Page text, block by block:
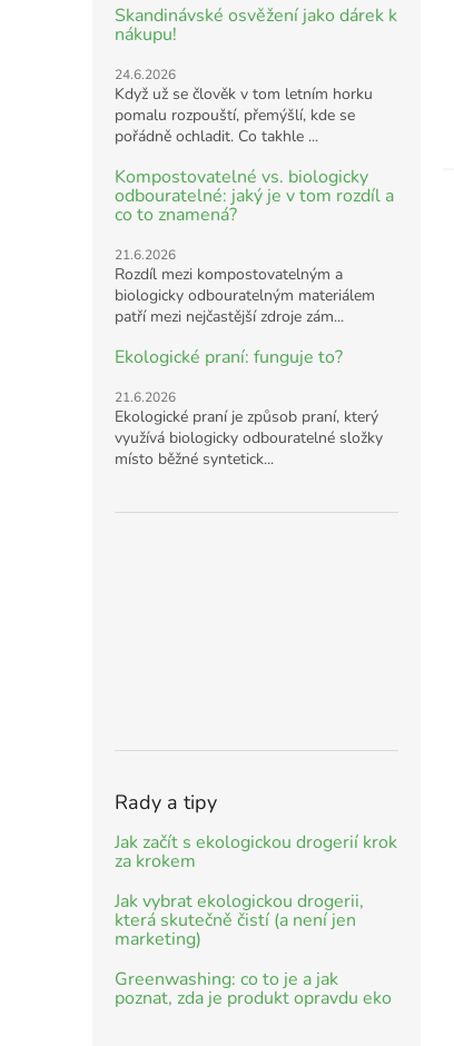
Skandinávské osvěžení jako dárek k
nákupu!
24.6.2026
Když už se člověk v tom letním horku
pomalu rozpouští, přemýšlí, kde se
pořádně ochladit. Co takhle ...
Kompostovatelné vs. biologicky
odbouratelné: jaký je v tom rozdíl a
co to znamená?
21.6.2026
Rozdíl mezi kompostovatelným a
biologicky odbouratelným materiálem
patří mezi nejčastější zdroje zám...
Ekologické praní: funguje to?
21.6.2026
Ekologické praní je způsob praní, který
využívá biologicky odbouratelné složky
místo běžné syntetick...
Rady a tipy
Jak začít s ekologickou drogerií krok
za krokem
Jak vybrat ekologickou drogerii,
která skutečně čistí (a není jen
marketing)
Greenwashing: co to je a jak
poznat, zda je produkt opravdu eko